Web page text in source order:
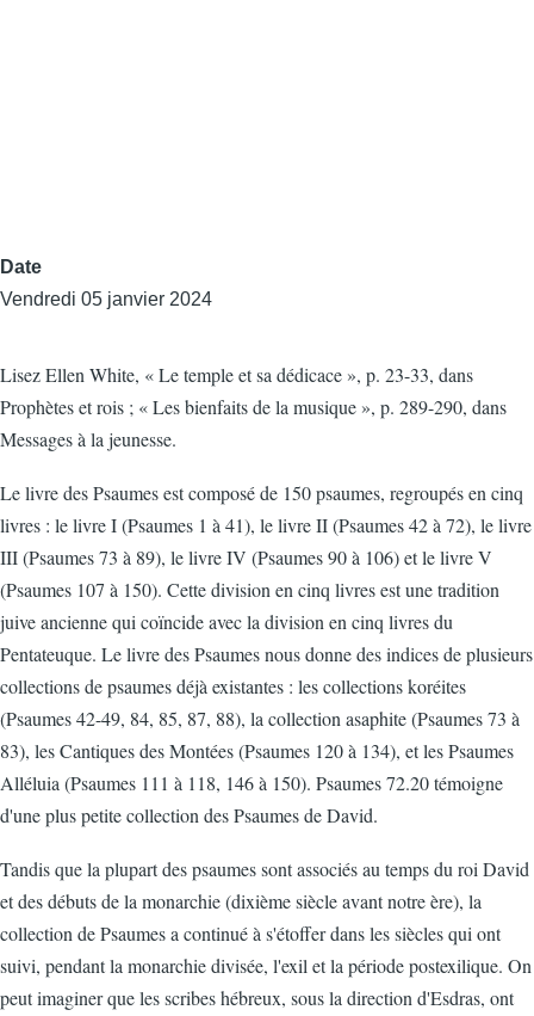
Date
Vendredi 05 janvier 2024
Lisez Ellen White, « Le temple et sa dédicace », p. 23-33, dans
Prophètes et rois ; « Les bienfaits de la musique », p. 289-290, dans
Messages à la jeunesse.
Le livre des Psaumes est composé de 150 psaumes, regroupés en cinq
livres : le livre I (Psaumes 1 à 41), le livre II (Psaumes 42 à 72), le livre
III (Psaumes 73 à 89), le livre IV (Psaumes 90 à 106) et le livre V
(Psaumes 107 à 150). Cette division en cinq livres est une tradition
juive ancienne qui coïncide avec la division en cinq livres du
Pentateuque. Le livre des Psaumes nous donne des indices de plusieurs
collections de psaumes déjà existantes : les collections koréites
(Psaumes 42-49, 84, 85, 87, 88), la collection asaphite (Psaumes 73 à
83), les Cantiques des Montées (Psaumes 120 à 134), et les Psaumes
Alléluia (Psaumes 111 à 118, 146 à 150). Psaumes 72.20 témoigne
d'une plus petite collection des Psaumes de David.
Tandis que la plupart des psaumes sont associés au temps du roi David
et des débuts de la monarchie (dixième siècle avant notre ère), la
collection de Psaumes a continué à s'étoffer dans les siècles qui ont
suivi, pendant la monarchie divisée, l'exil et la période postexilique. On
peut imaginer que les scribes hébreux, sous la direction d'Esdras, ont